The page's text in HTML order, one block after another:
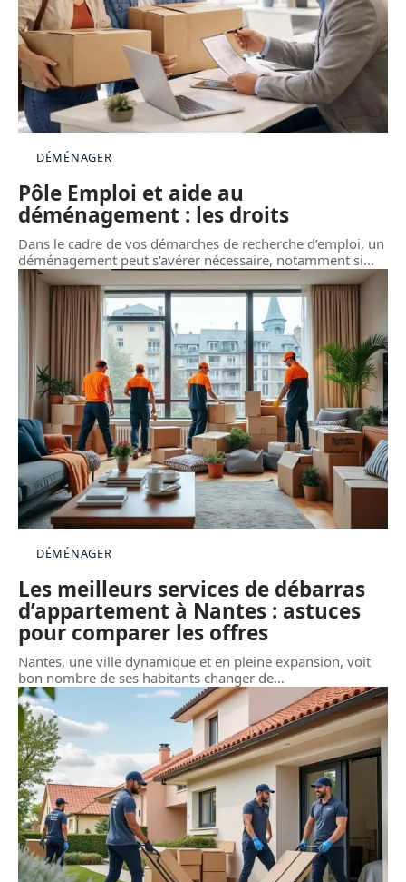
DÉMÉNAGER
Pôle Emploi et aide au
déménagement : les droits
Dans le cadre de vos démarches de recherche d’emploi, un
déménagement peut s'avérer nécessaire, notamment si…
DÉMÉNAGER
Les meilleurs services de débarras
d’appartement à Nantes : astuces
pour comparer les offres
Nantes, une ville dynamique et en pleine expansion, voit
bon nombre de ses habitants changer de…